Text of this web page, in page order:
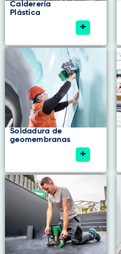
Calderería
Plástica
+
Soldadura de
geomembranas
+